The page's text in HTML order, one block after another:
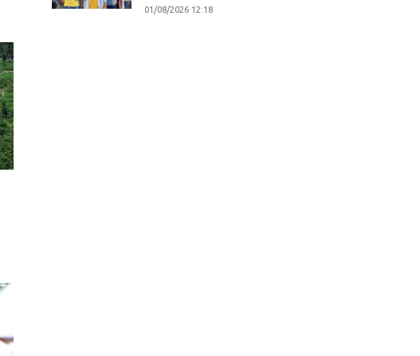
01/08/2026 12:18